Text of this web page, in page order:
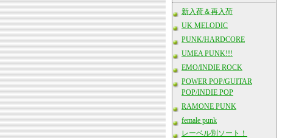
新入荷＆再入荷
UK MELODIC
PUNK/HARDCORE
UMEA PUNK!!!
EMO/INDIE ROCK
POWER POP/GUITAR
POP/INDIE POP
RAMONE PUNK
female punk
レーベル別ソート！